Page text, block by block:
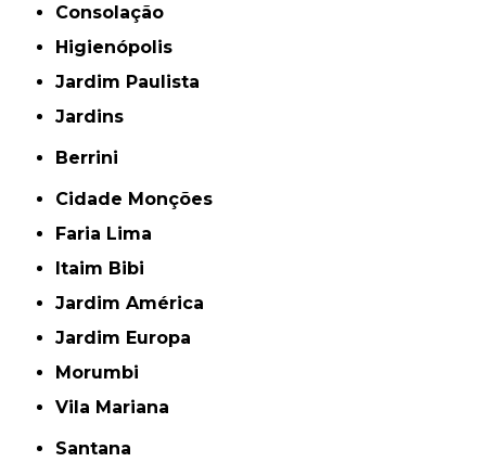
Consolação
Higienópolis
Jardim Paulista
Jardins
Berrini
Cidade Monções
Faria Lima
Itaim Bibi
Jardim América
Jardim Europa
Morumbi
Vila Mariana
Santana